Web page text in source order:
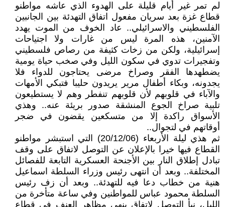
لم تمر غير أيام قليلة على الهدوء الذي عاشه مواطنو
قطاع غزة بعد سريان مفعول اتفاق التهدئة بين الجانبين
الفلسطيني والاسرائيلي.. عاد الخوف من الموت يهدد
الآمنين، هذه المرة ليس من غارات ولا اجتياحات
إسرائيلية، ولكن من زخات كثيفة من رصاص فلسطيني
وتفجيرات تدوي في سكون الليل وفي صخب حياة يومية
يضطهدها الفقر وصراخ مرضى يحتاجون للدواء فلا
يجدونه، وبكاء أطفال مرير يريدون حليبا فتبكي الأمهات
والآباء في قلوبهم لأن قلوبهم تنفطر وهم لا يستطيعون
تلبية صراخ الجوع المنشقة صدور بريئة عنه.. وهذي
الأسواق راكدة إلا من متسكعين يقضون في ضجر
أوقاتهم في لتجوال..
ثم هذي ليلة الأربعاء (20/12/06) التي استبشر مواطنو
القطاع فيها خيرا بالإعلان عن التوصل لاتفاق على وقف
تبادل إطلاق النار بين الأجنحة العسكرية التابعة للفصائل
المختلفة.. وبعد أن انتهى رئيس وزراء السلطة اسماعيل
هنية من خطاب دعا فيه للتهدئة.. وبعد أن زف رئيس
السلطة محمود عباس للمواطنين وفي ساعة متأخرة من
الليل، نبأ التوصل لاتفاق ينهى مظاهر العنف في قطاع